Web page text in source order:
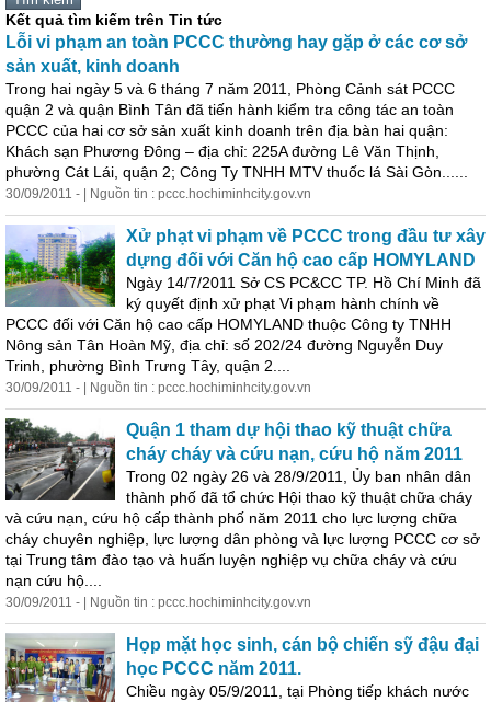
Kết quả tìm kiếm trên Tin tức
Lỗi vi phạm an toàn PCCC thường hay gặp ở các cơ sở
sản xuất, kinh doanh
Trong hai ngày 5 và 6 tháng 7 năm 2011, Phòng Cảnh sát PCCC
quận 2 và quận Bình Tân đã tiến hành kiểm tra công tác an toàn
PCCC của hai cơ sở sản xuất kinh doanh trên địa bàn hai quận:
Khách sạn Phương Đông – địa chỉ: 225A đường Lê Văn Thịnh,
phường Cát Lái, quận 2; Công Ty TNHH MTV thuốc lá Sài Gòn......
30/09/2011 - | Nguồn tin : pccc.hochiminhcity.gov.vn
Xử phạt vi phạm về PCCC trong đầu tư xây
dựng đối với Căn hộ cao cấp HOMYLAND
Ngày 14/7/2011 Sở CS PC&CC TP. Hồ Chí Minh đã
ký quyết định xử phạt Vi phạm hành chính về
PCCC đối với Căn hộ cao cấp HOMYLAND thuộc Công ty TNHH
Nông sản Tân Hoàn Mỹ, địa chỉ: số 202/24 đường Nguyễn Duy
Trinh, phường Bình Trưng Tây, quận 2....
30/09/2011 - | Nguồn tin : pccc.hochiminhcity.gov.vn
Quận 1 tham dự hội thao kỹ thuật chữa
cháy cháy và cứu nạn, cứu hộ năm 2011
Trong 02 ngày 26 và 28/9/2011, Ủy ban nhân dân
thành phố đã tổ chức Hội thao kỹ thuật chữa cháy
và cứu nạn, cứu hộ cấp thành phố năm 2011 cho lực lượng chữa
cháy chuyên nghiệp, lực lượng dân phòng và lực lượng PCCC cơ sở
tại Trung tâm đào tạo và huấn luyện nghiệp vụ chữa cháy và cứu
nạn cứu hộ....
30/09/2011 - | Nguồn tin : pccc.hochiminhcity.gov.vn
Họp mặt học sinh, cán bộ chiến sỹ đậu đại
học PCCC năm 2011.
Chiều ngày 05/9/2011, tại Phòng tiếp khách nước